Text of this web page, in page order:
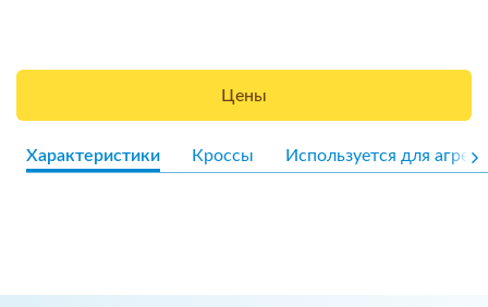
Цены
Характеристики Кроссы Используется для